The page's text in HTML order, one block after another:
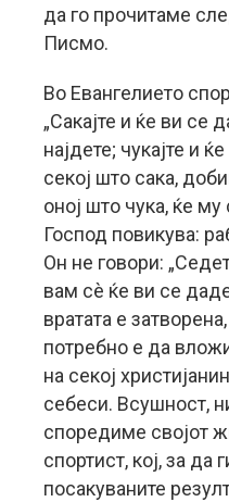
да го прочитаме
Писмо.
Во Евангелието
„Сакајте и ќе ви се
најдете; чукајте и
секој што сака,
оној што чука, ќе
Господ повикува:
Он не говори:
вам сè ќе ви се
вратата е
потребно е да
на секој
себеси. Всушност,
споредиме својот
спортист, кој, за да
посакуваните